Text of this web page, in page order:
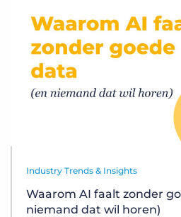
Industry Trends & Insights
Waarom AI faalt zonder
niemand dat wil horen)